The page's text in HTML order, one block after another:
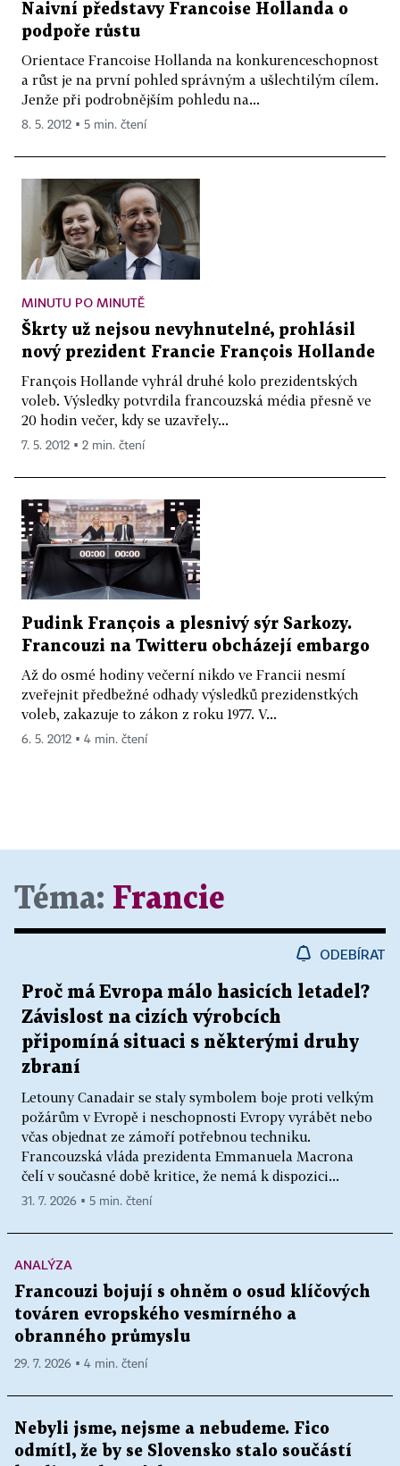
Naivní představy Francoise Hollanda o
podpoře růstu
Orientace Francoise Hollanda na konkurenceschopnost
a růst je na první pohled správným a ušlechtilým cílem.
Jenže při podrobnějším pohledu na...
8. 5. 2012 ▪ 5 min. čtení
MINUTU PO MINUTĚ
Škrty už nejsou nevyhnutelné, prohlásil
nový prezident Francie François Hollande
François Hollande vyhrál druhé kolo prezidentských
voleb. Výsledky potvrdila francouzská média přesně ve
20 hodin večer, kdy se uzavřely...
7. 5. 2012 ▪ 2 min. čtení
Pudink François a plesnivý sýr Sarkozy.
Francouzi na Twitteru obcházejí embargo
Až do osmé hodiny večerní nikdo ve Francii nesmí
zveřejnit předbežné odhady výsledků prezidenstkých
voleb, zakazuje to zákon z roku 1977. V...
6. 5. 2012 ▪ 4 min. čtení
Téma: Francie
ODEBÍRAT
Proč má Evropa málo hasicích letadel?
Závislost na cizích výrobcích
připomíná situaci s některými druhy
zbraní
Letouny Canadair se staly symbolem boje proti velkým
požárům v Evropě i neschopnosti Evropy vyrábět nebo
včas objednat ze zámoří potřebnou techniku.
Francouzská vláda prezidenta Emmanuela Macrona
čelí v současné době kritice, že nemá k dispozici...
31. 7. 2026 ▪ 5 min. čtení
ANALÝZA
Francouzi bojují s ohněm o osud klíčových
továren evropského vesmírného a
obranného průmyslu
29. 7. 2026 ▪ 4 min. čtení
Nebyli jsme, nejsme a nebudeme. Fico
odmítl, že by se Slovensko stalo součástí